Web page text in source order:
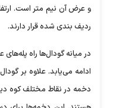
و عرض آن نیم متر است.
ردیف بندی شده قرار دارند.
در میانه گودال‌ها راه
ادامه می‌یابد. علاوه بر
دخمه در نقاط مختلف کوه